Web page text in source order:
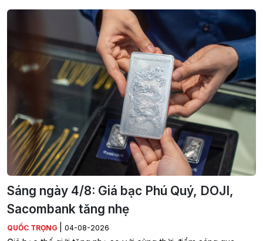
Sáng ngày 4/8: Giá bạc Phú Quý, DOJI,
Sacombank tăng nhẹ
QUỐC TRỌNG 04-08-2026